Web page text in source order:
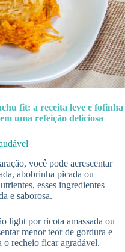
fit: a receita leve e fofinha
uma refeição deliciosa
você pode acrescentar
abobrinha picada ou
esses ingredientes
e saborosa.
light por ricota amassada ou
menor teor de gordura e
o recheio ficar agradável.